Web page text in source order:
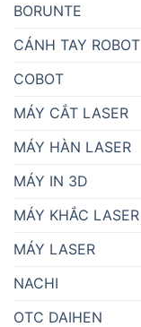
BORUNTE
CÁNH TAY ROBOT
COBOT
MÁY CẮT LASER
MÁY HÀN LASER
MÁY IN 3D
MÁY KHẮC LASER
MÁY LASER
NACHI
OTC DAIHEN